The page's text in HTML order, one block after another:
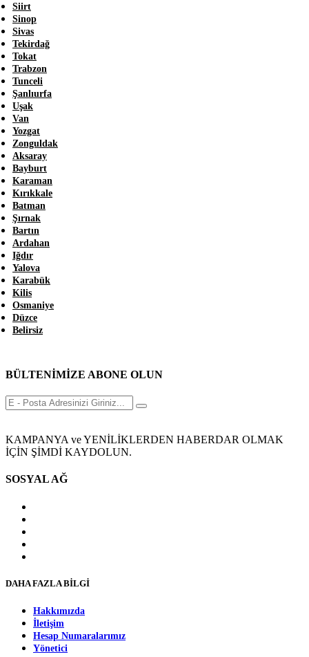
Siirt
Sinop
Sivas
Tekirdağ
Tokat
Trabzon
Tunceli
Şanlıurfa
Uşak
Van
Yozgat
Zonguldak
Aksaray
Bayburt
Karaman
Kırıkkale
Batman
Şırnak
Bartın
Ardahan
Iğdır
Yalova
Karabük
Kilis
Osmaniye
Düzce
Belirsiz
BÜLTENİMİZE ABONE OLUN
KAMPANYA ve YENİLİKLERDEN HABERDAR OLMAK
İÇİN ŞİMDİ KAYDOLUN.
SOSYAL AĞ
DAHA FAZLA BİLGİ
Hakkımızda
İletişim
Hesap Numaralarımız
Yönetici